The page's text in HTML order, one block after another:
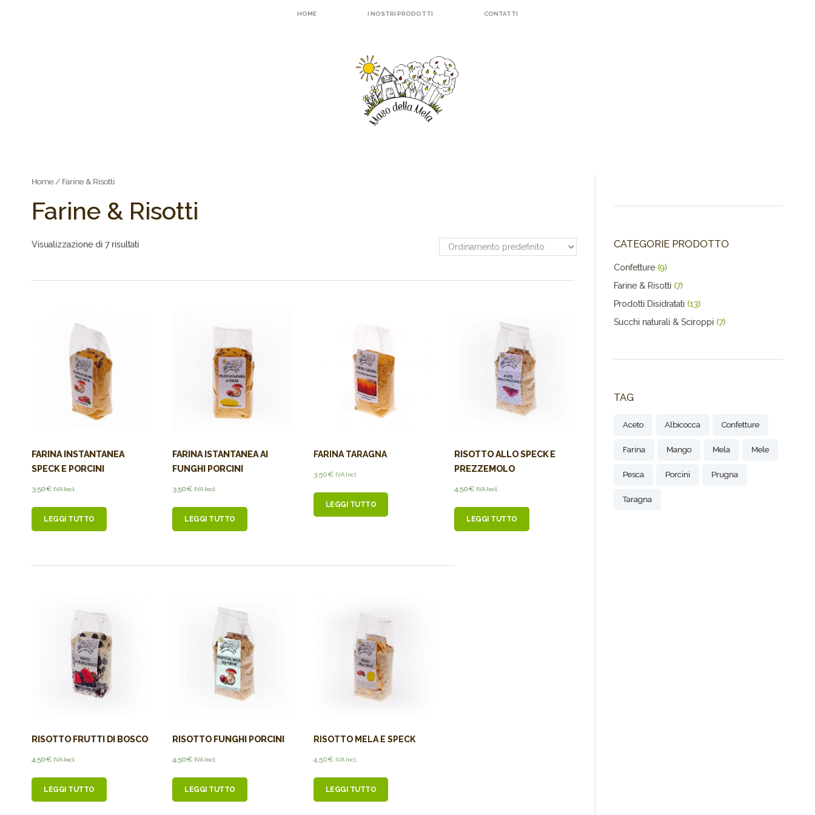
HOME I NOSTRI PRODOTTI CONTATTI
Home/ Farine & Risotti
Farine & Risotti
Visualizzazione di 7 risultati
FARINA INSTANTANEA
SPECK E PORCINI
3,50€ IVA Incl.
LEGGI TUTTO
FARINA ISTANTANEA AI
FUNGHI PORCINI
3,50€ IVA Incl.
LEGGI TUTTO
FARINA TARAGNA
3,50€ IVA Incl.
LEGGI TUTTO
RISOTTO ALLO SPECK E
PREZZEMOLO
4,50€ IVA Incl.
LEGGI TUTTO
RISOTTO FRUTTI DI BOSCO
4,50€ IVA Incl.
LEGGI TUTTO
RISOTTO FUNGHI PORCINI
4,50€ IVA Incl.
LEGGI TUTTO
RISOTTO MELA E SPECK
4,50€ IVA Incl.
LEGGI TUTTO
CATEGORIE PRODOTTO
Confetture (9)
Farine & Risotti (7)
Prodotti Disidratati (13)
Succhi naturali & Sciroppi (7)
TAG
Aceto Albicocca Confetture
Farina Mango Mela Mele
Pesca Porcini Prugna
Taragna